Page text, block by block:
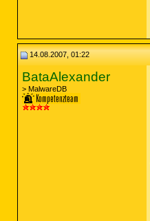
14.08.2007, 01:22
BataAlexander
> MalwareDB